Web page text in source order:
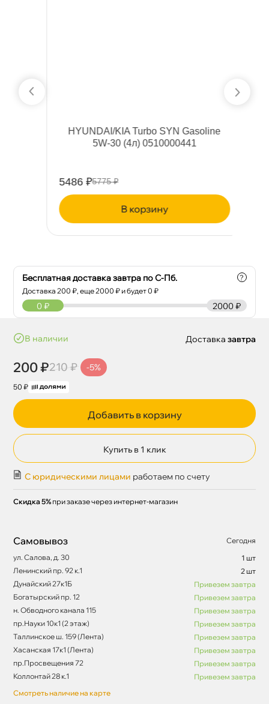
HYUNDAI/KIA Turbo SYN Gasoline
5W-30 (4л) 0510000441
5486 ₽5775 ₽
корзину
Бесплатная доставка завтра по С-Пб.
Доставка200 ₽, еще2000 ₽ и будет 0 ₽
?
2000 ₽
0 ₽
наличии
200 ₽210 ₽ -5%
50 ₽
Доставка завтра
Добавить в корзину
Купить в 1 клик
С юридическими лицами работаем по счету
Скидка 5% при заказе через интернет-магазин
Самовывоз
Сегодня
ул. Салова, д. 30
1 шт
Ленинский пр. 92 к.1
2 шт
Дунайский 27к1Б
Привезем завтра
Богатырский пр. 12
Привезем завтра
н. Обводного канала 115
Привезем завтра
пр.Науки 10к1 (2 этаж)
Привезем завтра
Таллинское ш. 159 (Лента)
Привезем завтра
Хасанская 17к1 (Лента)
Привезем завтра
пр.Просвещения 72
Привезем завтра
Коллонтай 28 к.1
Привезем завтра
Смотреть наличие на карте